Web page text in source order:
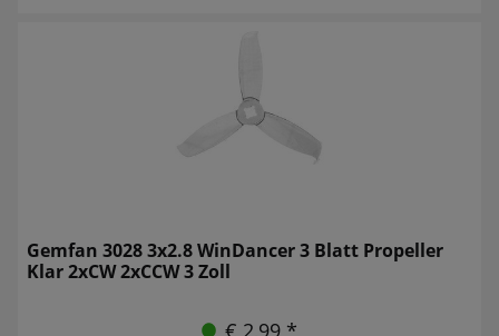
Gemfan 3028 3x2.8 WinDancer 3 Blatt Propeller
Klar 2xCW 2xCCW 3 Zoll
€ 2,99 *